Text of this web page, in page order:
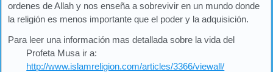
ordenes de Allah y nos enseña a sobrevivir en un mundo donde
la religión es menos importante que el poder y la adquisición.
Para leer una información mas detallada sobre la vida del
Profeta Musa ir a:
http://www.islamreligion.com/articles/3366/viewall/